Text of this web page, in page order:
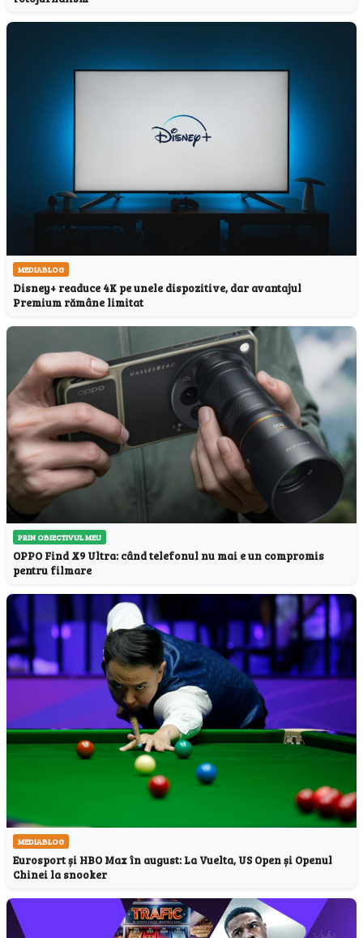
MEDIABLOG
Disney+ readuce 4K pe unele dispozitive, dar avantajul
Premium rămâne limitat
PRIN OBIECTIVUL MEU
OPPO Find X9 Ultra: când telefonul nu mai e un compromis
pentru filmare
MEDIABLOG
Eurosport și HBO Max în august: La Vuelta, US Open și Openul
Chinei la snooker